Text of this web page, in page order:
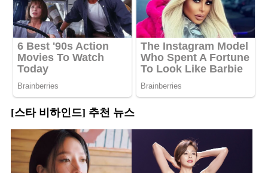
[스타 비하인드] 추천 뉴스